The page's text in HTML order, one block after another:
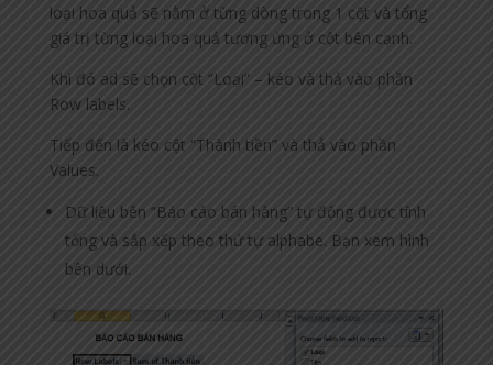
loại hoa quả sẽ nằm ở từng dòng trong 1 cột và tổng
giá trị từng loại hoa quả tương ứng ở cột bên cạnh.
Khi đó ad sẽ chọn cột “Loại” – kéo và thả vào phần
Row labels.
Tiếp đến là kéo cột “Thành tiền” và thả vào phần
Values.
Dữ liệu bên “Báo cáo bán hàng” tự động được tính
tổng và sắp xếp theo thứ tự alphabe. Bạn xem hình
bên dưới.